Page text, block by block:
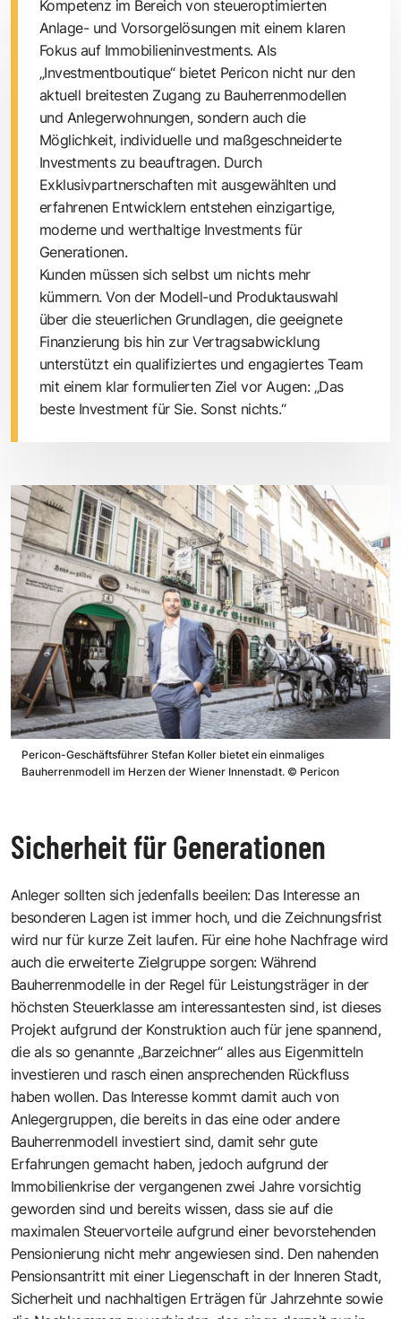
Kompetenz im Bereich von steueroptimierten
Anlage- und Vorsorgelösungen mit einem klaren
Fokus auf Immobilieninvestments. Als
„Investmentboutique“ bietet Pericon nicht nur den
aktuell breitesten Zugang zu Bauherrenmodellen
und Anlegerwohnungen, sondern auch die
Möglichkeit, individuelle und maßgeschneiderte
Investments zu beauftragen. Durch
Exklusivpartnerschaften mit ausgewählten und
erfahrenen Entwicklern entstehen einzigartige,
moderne und werthaltige Investments für
Generationen.
Kunden müssen sich selbst um nichts mehr
kümmern. Von der Modell-und Produktauswahl
über die steuerlichen Grundlagen, die geeignete
Finanzierung bis hin zur Vertragsabwicklung
unterstützt ein qualifiziertes und engagiertes Team
mit einem klar formulierten Ziel vor Augen: „Das
beste Investment für Sie. Sonst nichts.“
Pericon-Geschäftsführer Stefan Koller bietet ein einmaliges
Bauherrenmodell im Herzen der Wiener Innenstadt. © Pericon
Sicherheit für Generationen
Anleger sollten sich jedenfalls beeilen: Das Interesse an
besonderen Lagen ist immer hoch, und die Zeichnungsfrist
wird nur für kurze Zeit laufen. Für eine hohe Nachfrage wird
auch die erweiterte Zielgruppe sorgen: Während
Bauherrenmodelle in der Regel für Leistungsträger in der
höchsten Steuerklasse am interessantesten sind, ist dieses
Projekt aufgrund der Konstruktion auch für jene spannend,
die als so genannte „Barzeichner“ alles aus Eigenmitteln
investieren und rasch einen ansprechenden Rückfluss
haben wollen. Das Interesse kommt damit auch von
Anlegergruppen, die bereits in das eine oder andere
Bauherrenmodell investiert sind, damit sehr gute
Erfahrungen gemacht haben, jedoch aufgrund der
Immobilienkrise der vergangenen zwei Jahre vorsichtig
geworden sind und bereits wissen, dass sie auf die
maximalen Steuervorteile aufgrund einer bevorstehenden
Pensionierung nicht mehr angewiesen sind. Den nahenden
Pensionsantritt mit einer Liegenschaft in der Inneren Stadt,
Sicherheit und nachhaltigen Erträgen für Jahrzehnte sowie